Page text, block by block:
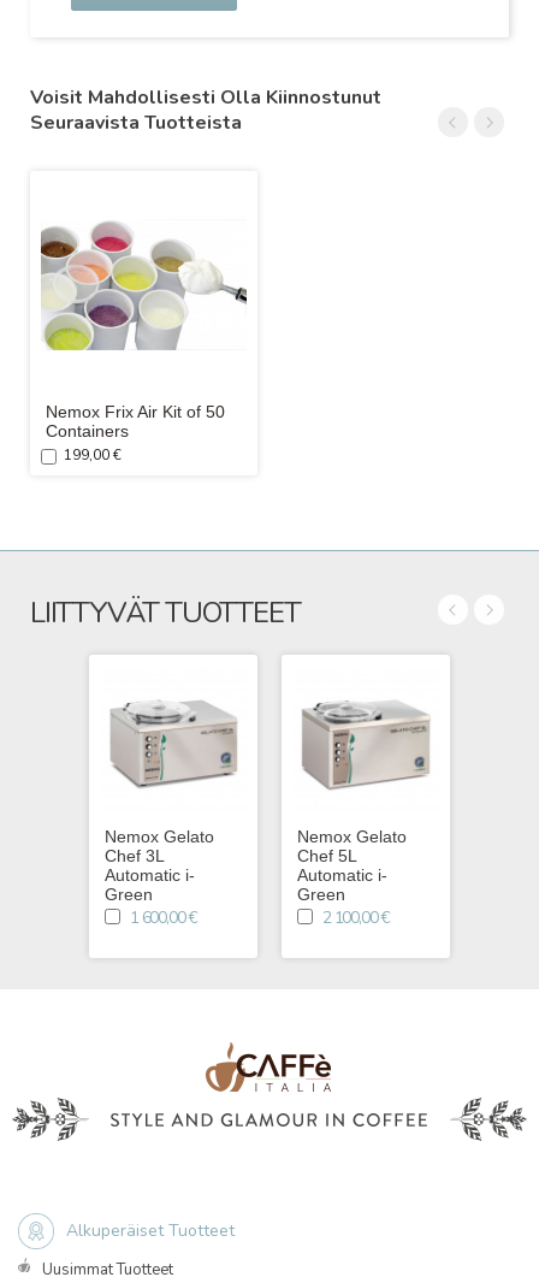
Voisit Mahdollisesti Olla Kiinnostunut
Seuraavista Tuotteista
Nemox Frix Air Kit of 50
Containers
199,00 €
LIITTYVÄT TUOTTEET
Nemox Gelato
Chef 3L
Automatic i-
Green
1 600,00 €
Nemox Gelato
Chef 5L
Automatic i-
Green
2 100,00 €
Alkuperäiset Tuotteet
Uusimmat Tuotteet